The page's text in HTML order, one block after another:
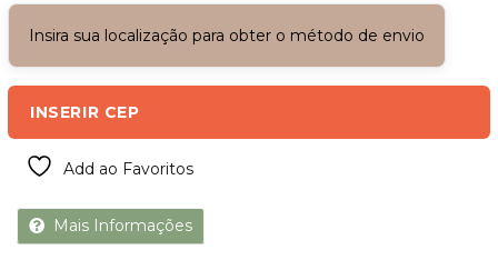
Insira sua localização para obter o método de envio
INSERIR CEP
Add ao Favoritos
Mais Informações